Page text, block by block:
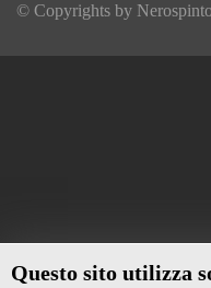
Questo sito utilizza
© Copyrights by